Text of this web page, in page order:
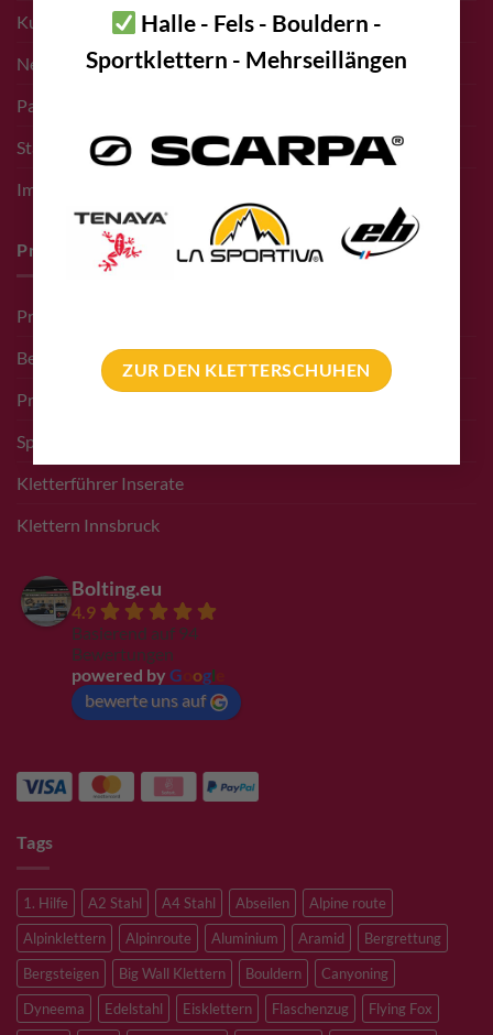
Halle - Fels - Bouldern -
Sportklettern - Mehrseillängen
ZUR DEN KLETTERSCHUHEN
Kunden
Newsletter Anmeldung
Partner bolting.eu
Standort – Adresse
Impressum
Pro Deals & Sponsoring
Pro Deal für Erschließer
Bergführer Pro Deal
Pro Deal Höhlenkunde Vereine
Sponsoring Events
Kletterführer Inserate
Klettern Innsbruck
Bolting.eu
4.9
Basierend auf 94
Bewertungen
powered by G ogl
bewerte uns auf
Tags
1. Hilfe A2 Stahl A4 Stahl Abseilen
Alpine route
Alpinklettern
Alpinroute Aluminium Aramid
Bergrettung
Bergsteigen
Big Wall Klettern Bouldern
Canyoning
Dyneema
Edelstahl Eisklettern Flaschenzug Flying Fox